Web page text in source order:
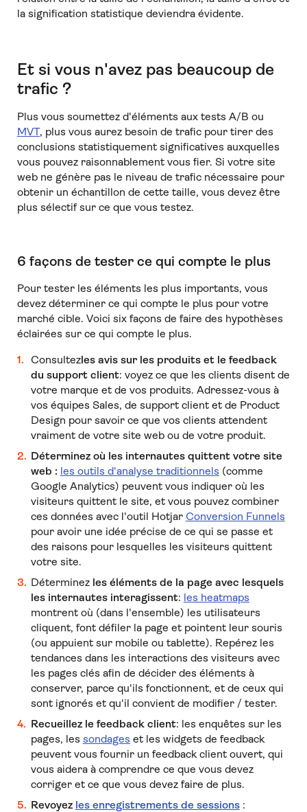
la signification statistique deviendra évidente.
Et si vous n'avez pas beaucoup de
trafic ?
Plus vous soumettez d'éléments aux tests A/B ou
MVT, plus vous aurez besoin de trafic pour tirer des
conclusions statistiquement significatives auxquelles
vous pouvez raisonnablement vous fier. Si votre site
web ne génère pas le niveau de trafic nécessaire pour
obtenir un échantillon de cette taille, vous devez être
plus sélectif sur ce que vous testez.
6 façons de tester ce qui compte le plus
Pour tester les éléments les plus importants, vous
devez déterminer ce qui compte le plus pour votre
marché cible. Voici six façons de faire des hypothèses
éclairées sur ce qui compte le plus.
Consultezles avis sur les produits et le feedback
du support client: voyez ce que les clients disent de
votre marque et de vos produits. Adressez-vous à
vos équipes Sales, de support client et de Product
Design pour savoir ce que vos clients attendent
vraiment de votre site web ou de votre produit.
Déterminez où les internautes quittent votre site
web : les outils d'analyse traditionnels (comme
Google Analytics) peuvent vous indiquer où les
visiteurs quittent le site, et vous pouvez combiner
ces données avec l'outil Hotjar Conversion Funnels
pour avoir une idée précise de ce qui se passe et
des raisons pour lesquelles les visiteurs quittent
votre site.
Déterminez les éléments de la page avec lesquels
les internautes interagissent: les heatmaps
montrent où (dans l'ensemble) les utilisateurs
cliquent, font défiler la page et pointent leur souris
(ou appuient sur mobile ou tablette). Repérez les
tendances dans les interactions des visiteurs avec
les pages clés afin de décider des éléments à
conserver, parce qu'ils fonctionnent, et de ceux qui
sont ignorés et qu'il convient de modifier / tester.
Recueillez le feedback client: les enquêtes sur les
pages, les sondages et les widgets de feedback
peuvent vous fournir un feedback client ouvert, qui
vous aidera à comprendre ce que vous devez
corriger et ce que vous devez faire de plus.
Revoyez les enregistrements de sessions: